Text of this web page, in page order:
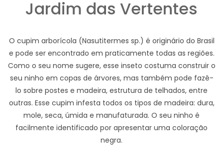
Jardim das Vertentes
O cupim arborícola (Nasutitermes sp.) é originário do Brasil
e pode ser encontrado em praticamente todas as regiões.
Como o seu nome sugere, esse inseto costuma construir o
seu ninho em copas de árvores, mas também pode fazê-
lo sobre postes e madeira, estrutura de telhados, entre
outras. Esse cupim infesta todos os tipos de madeira: dura,
mole, seca, úmida e manufaturada. O seu ninho é
facilmente identificado por apresentar uma coloração
negra.